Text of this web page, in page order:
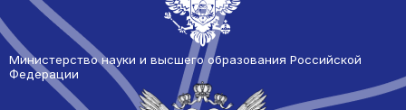
Министерство науки и высшего образования Российской
Федерации